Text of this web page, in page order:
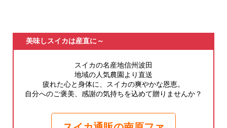
美味しスイカは産直に～
スイカの名産地信州波田
地域の人気農園より直送
疲れた心と身体に、スイカの爽やかな恩恵。
自分へのご褒美、感謝の気持ちを込めて贈りませんか？